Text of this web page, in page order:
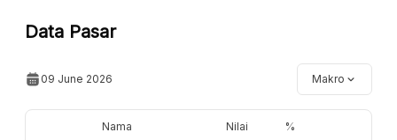
Data Pasar
09 June 2026 Makro
Nama Nilai %